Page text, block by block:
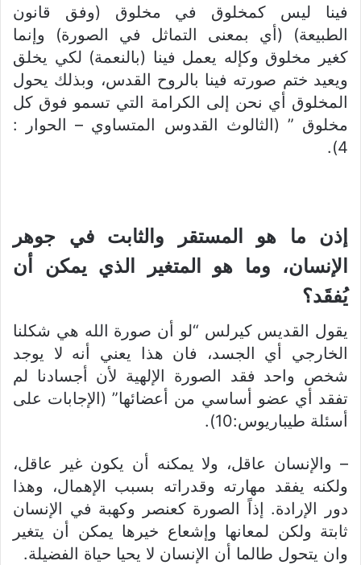
فينا ليس كمخلوق في مخلوق (وفق قانون
الطبيعة) (أي بمعنى التماثل في الصورة) وإنما
كغير مخلوق وكإله يعمل فينا (بالنعمة) لكي يخلق
ويعيد ختم صورته فينا بالروح القدس، وبذلك يحول
المخلوق أي نحن إلى الكرامة التي تسمو فوق كل
مخلوق ” (الثالوث القدوس المتساوي – الحوار :
4).
إذن ما هو المستقر والثابت في جوهر
الإنسان، وما هو المتغير الذي يمكن أن
يُفقَد؟
يقول القديس كيرلس “لو أن صورة الله هي شكلنا
الخارجي أي الجسد، فان هذا يعني أنه لا يوجد
شخص واحد فقد الصورة الإلهية لأن أجسادنا لم
تفقد أي عضو أساسي من أعضائها” (الإجابات على
أسئلة طيباريوس:10).
– والإنسان عاقل، ولا يمكنه أن يكون غير عاقل،
ولكنه يفقد مهارته وقدراته بسبب الإهمال، وهذا
دور الإرادة. إذاً الصورة كعنصر وكهبة في الإنسان
ثابتة ولكن لمعانها وإشعاع خيرها يمكن أن يتغير
وان يتحول طالما أن الإنسان لا يحيا حياة الفضيلة.